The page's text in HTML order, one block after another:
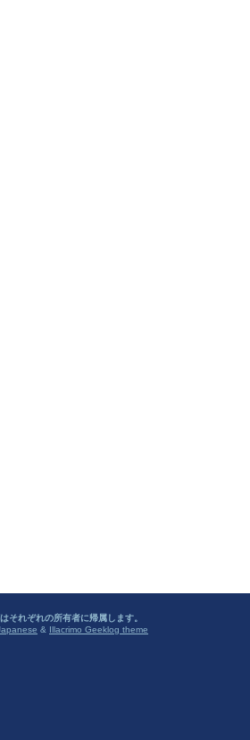
それぞれの所有者に帰属します。
& Illacrimo Geeklog theme